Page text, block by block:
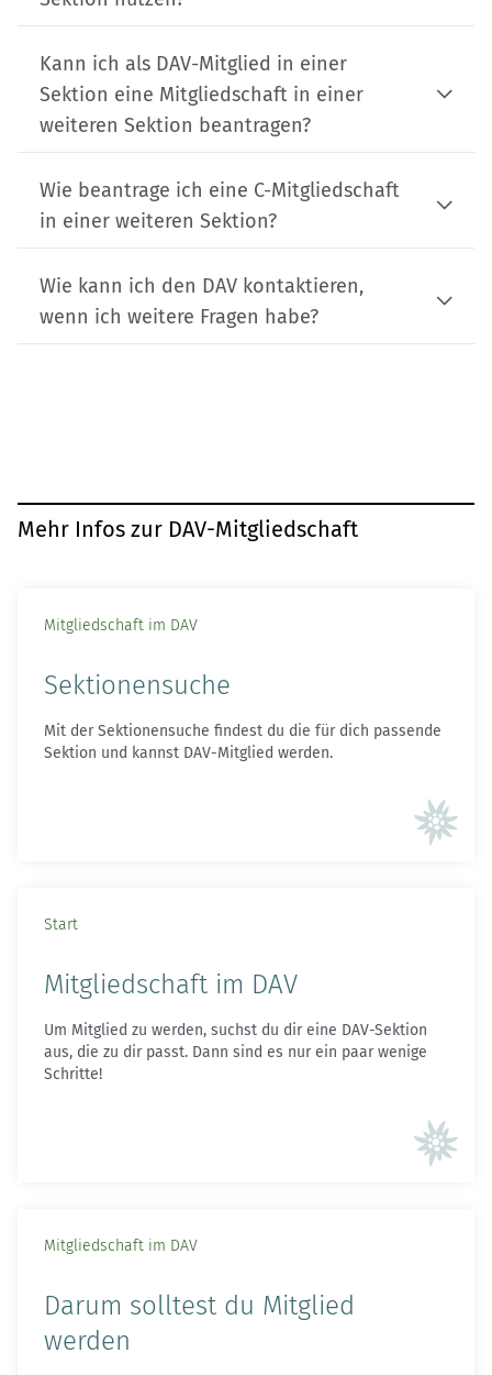
Kann ich als DAV-Mitglied in einer
Sektion eine Mitgliedschaft in einer
weiteren Sektion beantragen?
Wie beantrage ich eine C-Mitgliedschaft
in einer weiteren Sektion?
Wie kann ich den DAV kontaktieren,
wenn ich weitere Fragen habe?
Mehr Infos zur DAV-Mitgliedschaft
Mitgliedschaft im DAV
Sektionensuche
Mit der Sektionensuche findest du die für dich passende
Sektion und kannst DAV-Mitglied werden.
Start
Mitgliedschaft im DAV
Um Mitglied zu werden, suchst du dir eine DAV-Sektion
aus, die zu dir passt. Dann sind es nur ein paar wenige
Schritte!
Mitgliedschaft im DAV
Darum solltest du Mitglied
werden